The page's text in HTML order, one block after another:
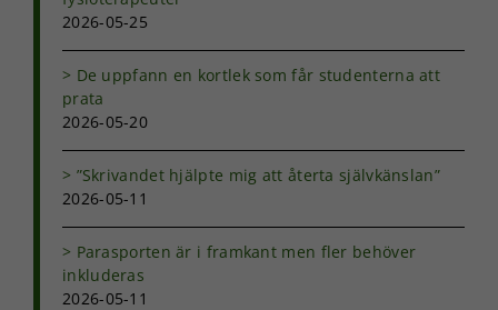
2026-05-25
De uppfann en kortlek som får studenterna att
prata
2026-05-20
”Skrivandet hjälpte mig att återta självkänslan”
2026-05-11
Parasporten är i framkant men fler behöver
inkluderas
2026-05-11
går inte att